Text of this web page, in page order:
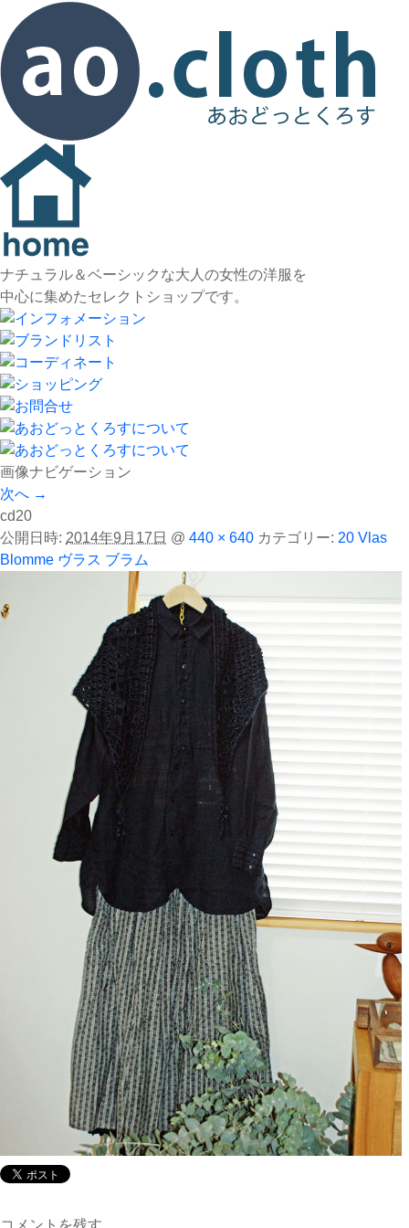
ナチュラル＆ベーシックな大人の女性の洋服を
中心に集めたセレクトショップです。
画像ナビゲーション
次へ →
cd20
公開日時: 2014年9月17日 @ 440 × 640 カテゴリー: 20 Vlas
Blomme ヴラス ブラム
コメントを残す